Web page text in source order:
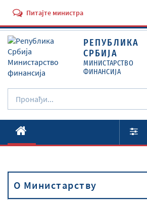
Питајте министра
РЕПУБЛИКА
СРБИЈА
МИНИСТАРСТВО
ФИНАНСИЈА
O Министарству
Активности
Прописи
O Министарству